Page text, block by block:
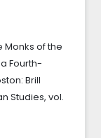
Monks of the
Fourth-
Brill
Studies, vol.